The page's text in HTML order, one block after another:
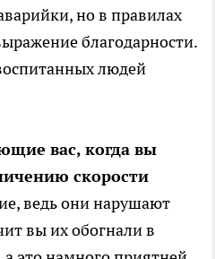
но в правилах
благодарности.
людей
вас, когда вы
скорости
ведь они нарушают
вы их обогнали в